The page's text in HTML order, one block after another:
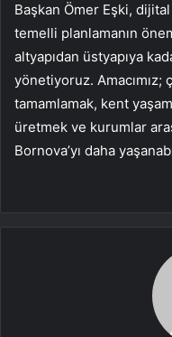
Başkan Ömer Eşki,
temelli planlamanın
altyapıdan üstyapıya
yönetiyoruz. Amacımız;
tamamlamak, kent
üretmek ve kurumlar
Bornova’yı daha